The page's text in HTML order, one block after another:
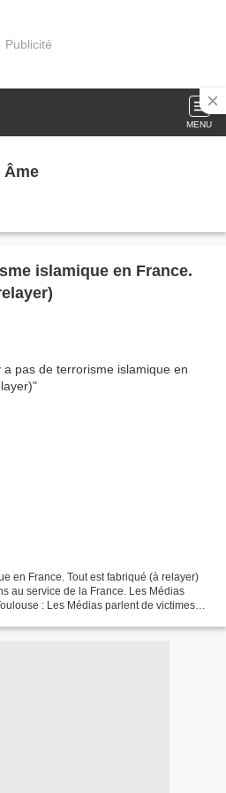
Publicité
MENU
Âme
islamique en France.
en France. Tout est fabriqué (à relayer)
au service de la France. Les Médias
: Les Médias parlent de victimes